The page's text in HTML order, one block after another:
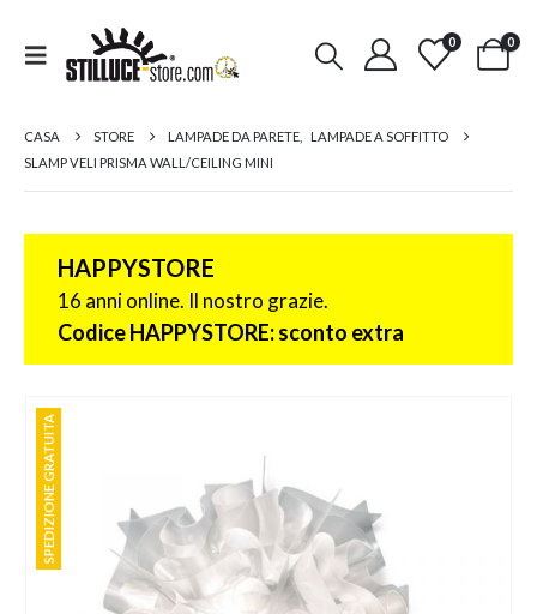
0 0
CASA STORE LAMPADE DA PARETE
LAMPADE A SOFFITTO
SLAMP VELI PRISMA WALL/CEILING MINI
HAPPYSTORE
16 anni online. Il nostro grazie.
Codice HAPPYSTORE: sconto extra
SPEDIZIONE GRATUITA
SPEDIZIONE GRATUITA